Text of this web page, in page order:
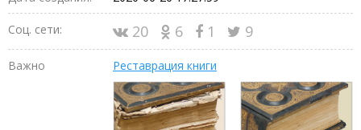
Соц. сети: 20 6 1 9
Важно Реставрация книги